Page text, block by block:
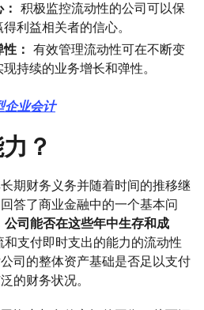
积极监控流动性的公司可以保
利益相关者的信心。
： 有效管理流动性可在不断变
持续的业务增长和弹性。
企业会计
？
期财务义务并随着时间的推移继
答了商业金融中的一个基本问
司能否在这些年中生存和成
支付即时支出的能力的流动性
司的整体资产基础是否足以支付
的财务状况。